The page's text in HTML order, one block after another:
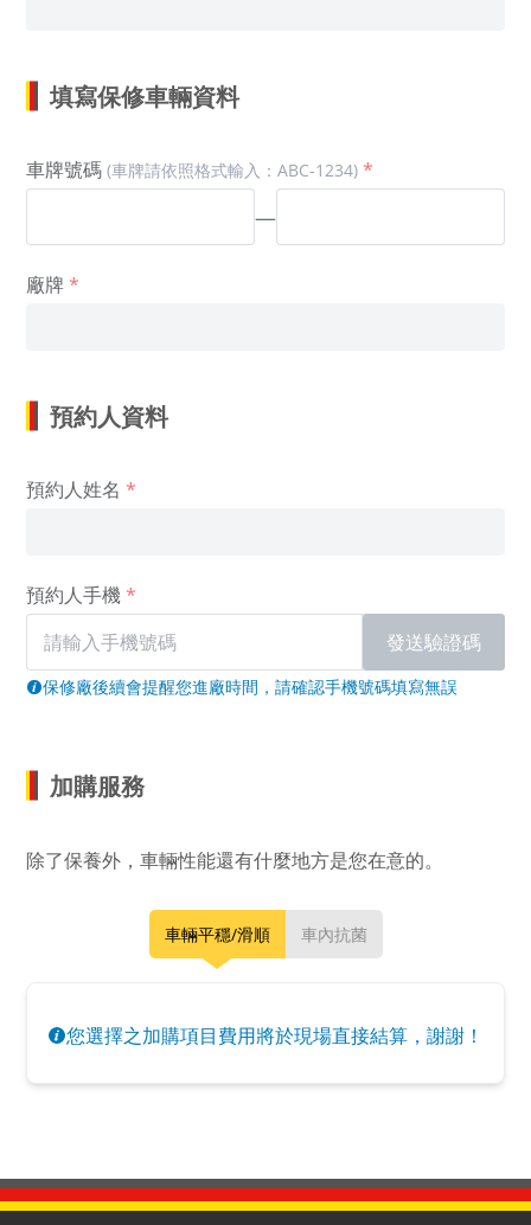
填寫保修車輛資料
車牌號碼 (車牌請依照格式輸入：ABC-1234)
—
廠牌
預約人資料
預約人姓名
預約人手機
發送驗證碼
保修廠後續會提醒您進廠時間，請確認手機號碼填寫無誤
加購服務
除了保養外，車輛性能還有什麼地方是您在意的。
車輛平穩/滑順 車內抗菌
您選擇之加購項目費用將於現場直接結算，謝謝！